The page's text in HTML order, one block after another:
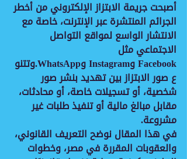
أصبحت جريمة الابتزاز الإلكتروني من أخطر
الجرائم المنتشرة عبر الإنترنت، خاصة مع
الانتشار الواسع لمواقع التواصل
الاجتماعي مثل
Facebook وInstagram وWhatsApp.وتتنو
ع صور الابتزاز بين تهديد بنشر صور
شخصية، أو تسجيلات خاصة، أو محادثات،
مقابل مبالغ مالية أو تنفيذ طلبات غير
مشروعة.
في هذا المقال نوضح التعريف القانوني،
والعقوبات المقررة في مصر، وخطوات